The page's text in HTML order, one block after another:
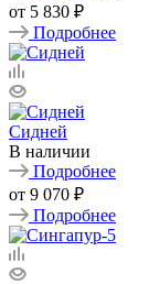
от 5 830 ₽
Подробнее
Сидней
В наличии
Подробнее
от 9 070 ₽
Подробнее